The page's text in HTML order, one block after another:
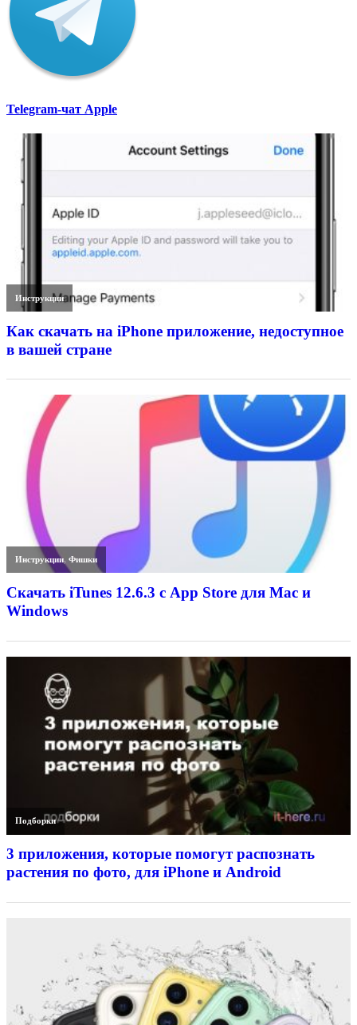
Telegram-чат Apple
Инструкции
Как скачать на iPhone приложение, недоступное
в вашей стране
Инструкции,Фишки
Скачать iTunes 12.6.3 с App Store для Mac и
Windows
Подборки
3 приложения, которые помогут распознать
растения по фото, для iPhone и Android